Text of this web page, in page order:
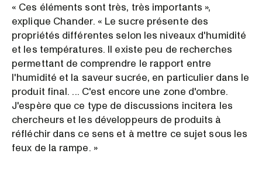
« Ces éléments sont très, très importants »,
explique Chander. « Le sucre présente des
propriétés différentes selon les niveaux d'humidité
et les températures. Il existe peu de recherches
permettant de comprendre le rapport entre
l'humidité et la saveur sucrée, en particulier dans le
produit final. ... C'est encore une zone d'ombre.
J'espère que ce type de discussions incitera les
chercheurs et les développeurs de produits à
réfléchir dans ce sens et à mettre ce sujet sous les
feux de la rampe. »